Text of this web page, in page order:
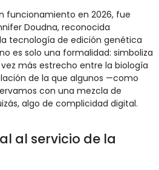
funcionamiento en 2026, fue
Doudna, reconocida
tecnología de edición genética
es solo una formalidad: simboliza
más estrecho entre la biología
de la que algunos —como
con una mezcla de
algo de complicidad digital.
al servicio de la